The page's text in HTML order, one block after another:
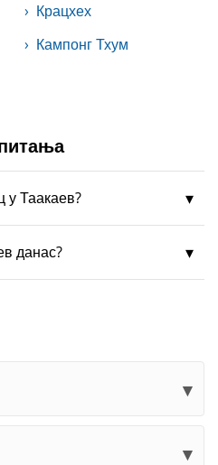
Крацхех
Кампонг Тхум
у Таакаев?
данас?